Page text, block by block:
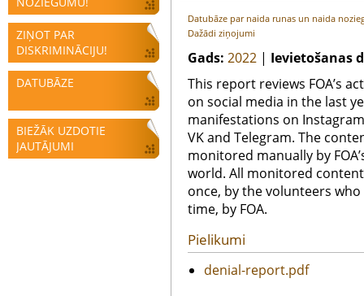
ZIŅOT PAR
DISKRIMINĀCIJU!
DATUBĀZE
BIEŽĀK UZDOTIE
JAUTĀJUMI
Datubāze par naida runas un naida
Dažādi ziņojumi
Gads: 2022 | Ievietošanas
This report reviews FOA’s
on social media in the last
manifestations on
VK and Telegram. The
monitored manually by
world. All monitored
once, by the volunteers
time, by FOA.
Pielikumi
denial-report.pdf